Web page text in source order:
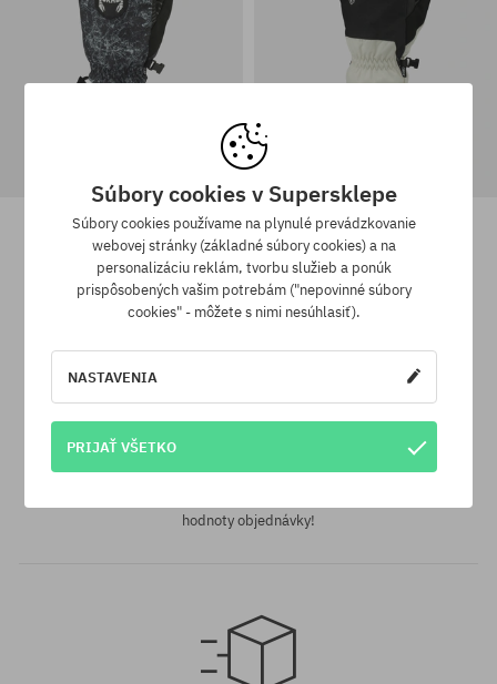
Dostupné veľkosti:
Dostupné veľkosti:
Rukavice Crab Grab Slap Mitt
70,90 € 49,90 €
Rukavice Crab Grab Cinch Mitt
93,90 €65,90 €
SuperClub je náš vernostný program, vďaka ktorému za nákupy
hodnoty objednávky!
Súbory cookies v Supersklepe
Súbory cookies používame na plynulé prevádzkovanie
webovej stránky (základné súbory cookies) a na
personalizáciu reklám, tvorbu služieb a ponúk
prispôsobených vašim potrebám ("nepovinné súbory
cookies" - môžete s nimi nesúhlasiť).
NASTAVENIA
PRIJAŤ VŠETKO